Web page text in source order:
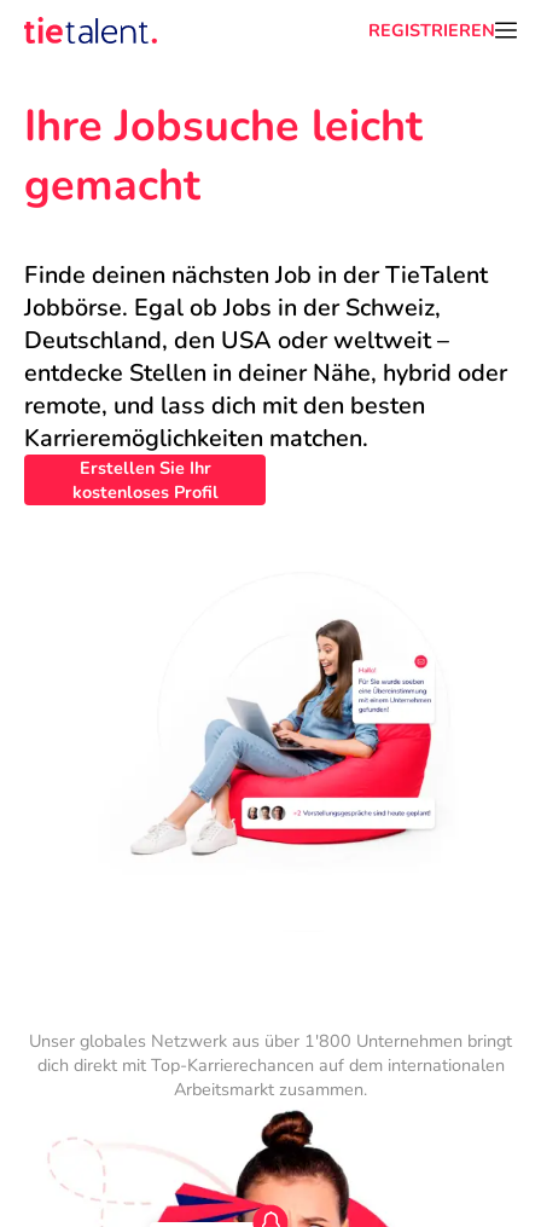
REGISTRIEREN
Ihre Jobsuche leicht
gemacht
Finde deinen nächsten Job in der TieTalent
Jobbörse. Egal ob Jobs in der Schweiz,
Deutschland, den USA oder weltweit –
entdecke Stellen in deiner Nähe, hybrid oder
remote, und lass dich mit den besten
Karrieremöglichkeiten matchen.
Erstellen Sie Ihr
kostenloses Profil
Unser globales Netzwerk aus über 1'800 Unternehmen bringt
dich direkt mit Top-Karrierechancen auf dem internationalen
Arbeitsmarkt zusammen.